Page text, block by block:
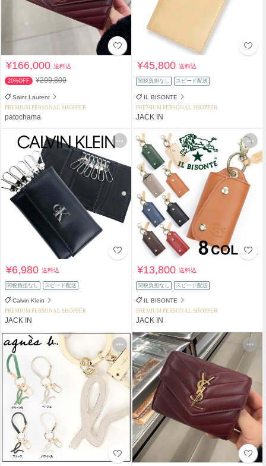
¥166,000送料込
20%OFF ¥209,800
Saint Laurent
PREMIUM PERSONAL SHOPPER
patochama
¥45,800送料込
関税負担なし スピード配送
IL BISONTE
PREMIUM PERSONAL SHOPPER
JACK IN
¥6,980送料込
関税負担なし スピード配送
Calvin Klein
PREMIUM PERSONAL SHOPPER
JACK IN
¥13,800送料込
関税負担なし スピード配送
IL BISONTE
PREMIUM PERSONAL SHOPPER
JACK IN